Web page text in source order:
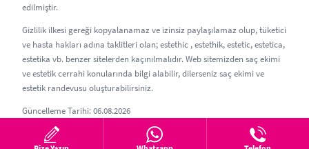
edilmiştir.
Gizlilik ilkesi gereği kopyalanamaz ve izinsiz paylaşılamaz olup, tüketici
ve hasta hakları adına taklitleri olan; estethic , estethik, estetic, estetica,
estetika vb. benzer sitelerden kaçınılmalıdır. Web sitemizden saç ekimi
ve estetik cerrahi konularında bilgi alabilir, dilerseniz saç ekimi ve
estetik randevusu oluşturabilirsiniz.
Güncelleme Tarihi: 06.08.2026